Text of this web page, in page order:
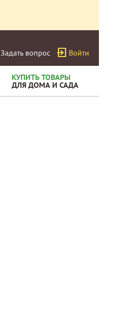
Задать вопрос Войти
КУПИТЬ ТОВАРЫ
ДЛЯ ДОМА И САДА